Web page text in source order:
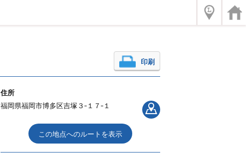
印刷
住所
福岡県福岡市博多区吉塚３‐１７‐１
この地点へのルートを表示